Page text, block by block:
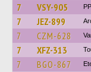
7 VSY-905
7 JEZ-899
7 CZM-628
7 XFZ-313
7 BGO-867